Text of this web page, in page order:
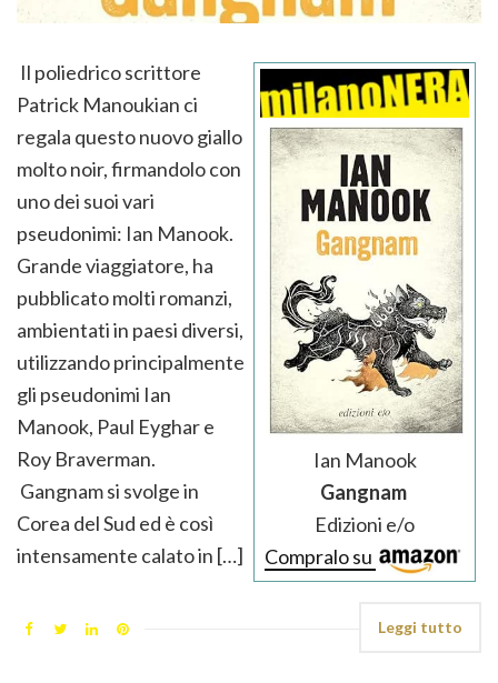
Ian Manook
Gangnam
Edizioni e/o
Compralo su
Il poliedrico scrittore
Patrick Manoukian ci
regala questo nuovo giallo
molto noir, firmandolo con
uno dei suoi vari
pseudonimi: Ian Manook.
Grande viaggiatore, ha
pubblicato molti romanzi,
ambientati in paesi diversi,
utilizzando principalmente
gli pseudonimi Ian
Manook, Paul Eyghar e
Roy Braverman.
Gangnam si svolge in
Corea del Sud ed è così
intensamente calato in […]
Leggi tutto